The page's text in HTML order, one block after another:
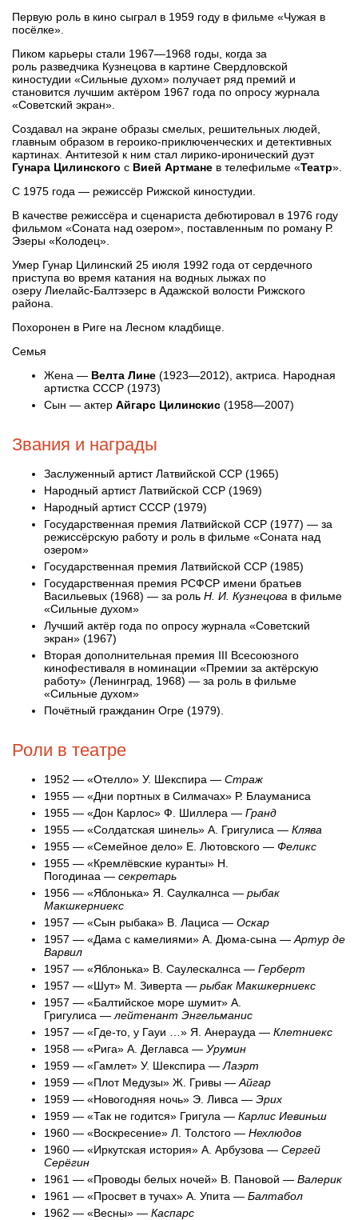
Первую роль в кино сыграл в 1959 году в фильме «Чужая в
посёлке».
Пиком карьеры стали 1967—1968 годы, когда за
роль разведчика Кузнецова в картине Свердловской
киностудии «Сильные духом» получает ряд премий и
становится лучшим актёром 1967 года по опросу журнала
«Советский экран».
Создавал на экране образы смелых, решительных людей,
главным образом в героико-приключенческих и детективных
картинах. Антитезой к ним стал лирико-иронический дуэт
Гунара Цилинского с Вией Артмане в телефильме «Театр».
С 1975 года — режиссёр Рижской киностудии.
В качестве режиссёра и сценариста дебютировал в 1976 году
фильмом «Соната над озером», поставленным по роману Р.
Эзеры «Колодец».
Умер Гунар Цилинский 25 июля 1992 года от сердечного
приступа во время катания на водных лыжах по
озеру Лиелайс-Балтэзерс в Адажской волости Рижского
района.
Похоронен в Риге на Лесном кладбище.
Семья
Жена — Велта Лине (1923—2012), актриса. Народная
артистка СССР (1973)
Сын — актер Айгарс Цилинскис (1958—2007)
Звания и награды
Заслуженный артист Латвийской ССР (1965)
Народный артист Латвийской ССР (1969)
Народный артист СССР (1979)
Государственная премия Латвийской ССР (1977) — за
режиссёрскую работу и роль в фильме «Соната над
озером»
Государственная премия Латвийской ССР (1985)
Государственная премия РСФСР имени братьев
Васильевых (1968) — за роль Н. И. Кузнецова в фильме
«Сильные духом»
Лучший актёр года по опросу журнала «Советский
экран» (1967)
Вторая дополнительная премия III Всесоюзного
кинофестиваля в номинации «Премии за актёрскую
работу» (Ленинград, 1968) — за роль в фильме
«Сильные духом»
Почётный гражданин Огре (1979).
Роли в театре
1952 — «Отелло» У. Шекспира — Страж
1955 — «Дни портных в Силмачах» Р. Блауманиса
1955 — «Дон Карлос» Ф. Шиллера — Гранд
1955 — «Солдатская шинель» А. Григулиса — Клява
1955 — «Семейное дело» Е. Лютовского — Феликс
1955 — «Кремлёвские куранты» Н.
Погодинаа — секретарь
1956 — «Яблонька» Я. Саулкалнса — рыбак
Макшкерниекс
1957 — «Сын рыбака» В. Лациса — Оскар
1957 — «Дама с камелиями» А. Дюма-сына — Артур де
Варвил
1957 — «Яблонька» В. Саулескалнса — Герберт
1957 — «Шут» М. Зиверта — рыбак Макшкерниекс
1957 — «Балтийское море шумит» А.
Григулиса — лейтенант Энгельманис
1957 — «Где-то, у Гауи …» Я. Анерауда — Клетниекс
1958 — «Рига» А. Деглавса — Урумин
1959 — «Гамлет» У. Шекспира — Лаэрт
1959 — «Плот Медузы» Ж. Гривы — Айгар
1959 — «Новогодняя ночь» Э. Ливса — Эрих
1959 — «Так не годится» Григула — Карлис Иевиньш
1960 — «Воскресение» Л. Толстого — Нехлюдов
1960 — «Иркутская история» А. Арбузова — Сергей
Серёгин
1961 — «Проводы белых ночей» В. Пановой — Валерик
1961 — «Просвет в тучах» А. Упита — Балтабол
1962 — «Весны» — Каспарс